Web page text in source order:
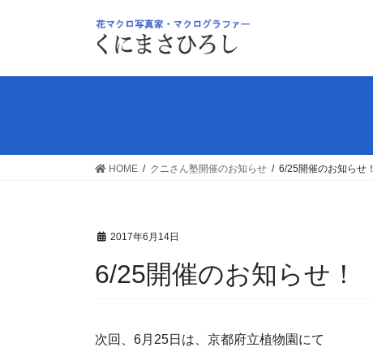
HOME クニさん塾開催のお知らせ 6/25開催のお知らせ
2017年6月14日
6/25開催のお知らせ
次回、6月25日は、京都府立植物園にて